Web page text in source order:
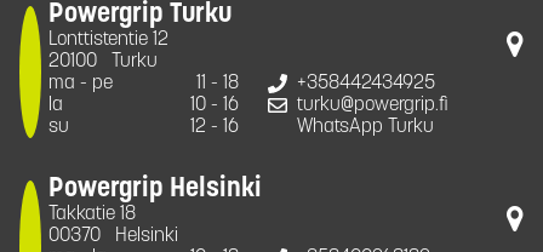
Powergrip Turku
Lonttistentie 12
20100
Turku
ma - pe
11 - 18
la
10 - 16
su
12 - 16
+358442434925
turku@powergrip.fi
WhatsApp Turku
Powergrip Helsinki
Takkatie 18
00370
Helsinki